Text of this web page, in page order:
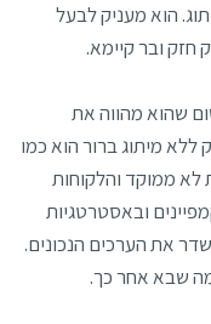
הוא מעניק לבעל
חזק ובר קיימא.
שהוא מהווה את
ללא מיתוג ברור הוא כמו
לא ממוקד והלקוחות
ובאסטרטגיות
את הערכים הנכונים.
שבא אחר כך.